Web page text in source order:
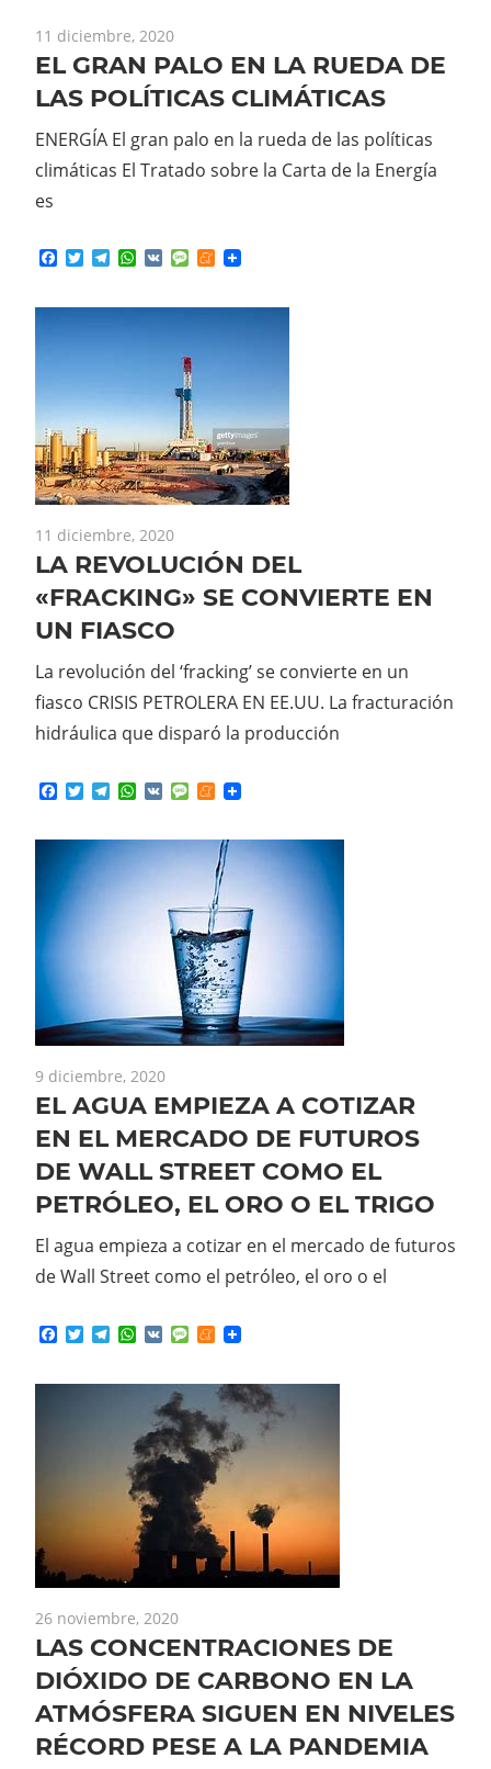
11 diciembre, 2020
EL GRAN PALO EN LA RUEDA DE
LAS POLÍTICAS CLIMÁTICAS
ENERGÍA El gran palo en la rueda de las políticas
climáticas El Tratado sobre la Carta de la Energía
es
Facebook
TwitterTelegram
WhatsApp
VK MessageMeneame
11 diciembre, 2020
LA REVOLUCIÓN DEL
«FRACKING» SE CONVIERTE EN
UN FIASCO
La revolución del ‘fracking’ se convierte en un
fiasco CRISIS PETROLERA EN EE.UU. La fracturación
hidráulica que disparó la producción
Facebook
TwitterTelegram
WhatsApp
VK MessageMeneame
9 diciembre, 2020
EL AGUA EMPIEZA A COTIZAR
EN EL MERCADO DE FUTUROS
DE WALL STREET COMO EL
PETRÓLEO, EL ORO O EL TRIGO
El agua empieza a cotizar en el mercado de futuros
de Wall Street como el petróleo, el oro o el
Facebook
TwitterTelegram
WhatsApp
VK MessageMeneame
26 noviembre, 2020
LAS CONCENTRACIONES DE
DIÓXIDO DE CARBONO EN LA
ATMÓSFERA SIGUEN EN NIVELES
RÉCORD PESE A LA PANDEMIA